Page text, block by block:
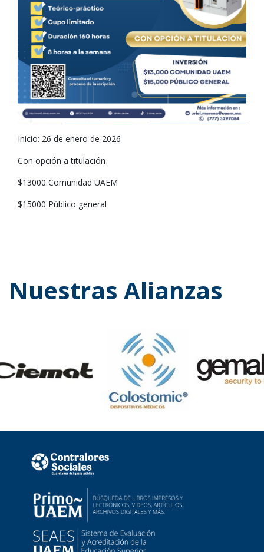
Inicio: 26 de enero de 2026
Con opción a titulación
$13000 Comunidad UAEM
$15000 Público general
Nuestras Alianzas